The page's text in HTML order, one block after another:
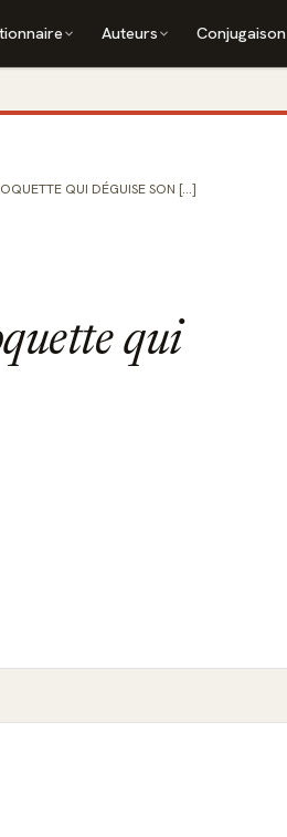
Auteurs Conjugaison
QUI DÉGUISE SON [...]
qui